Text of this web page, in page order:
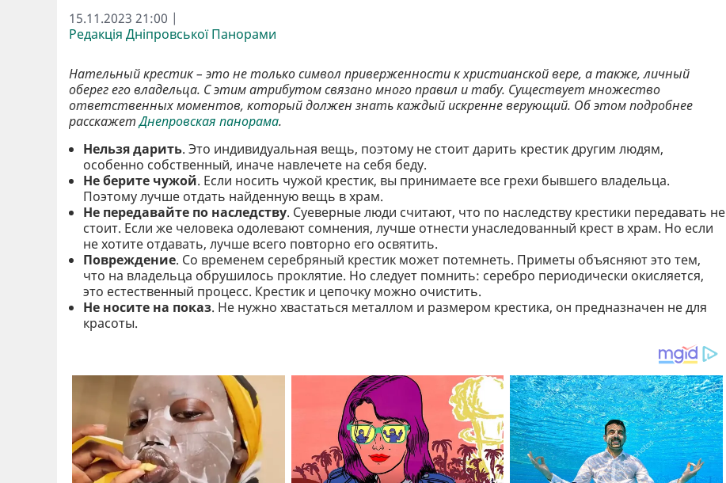
15.11.2023 21:00 |
Редакція Дніпровської Панорами
Нательный крестик – это не только символ приверженности к христианской вере, а также, личный
оберег его владельца. С этим атрибутом связано много правил и табу. Существует множество
ответственных моментов, который должен знать каждый искренне верующий. Об этом подробнее
расскажетДнепровская панорама.
Нельзя дарить. Это индивидуальная вещь, поэтому не стоит дарить крестик другим людям,
особенно собственный, иначе навлечете на себя беду.
Не берите чужой. Если носить чужой крестик, вы принимаете все грехи бывшего владельца.
Поэтому лучше отдать найденную вещь в храм.
Не передавайте по наследству. Суеверные люди считают, что по наследству крестики передавать не
стоит. Если же человека одолевают сомнения, лучше отнести унаследованный крест в храм. Но если
не хотите отдавать, лучше всего повторно его освятить.
Повреждение. Со временем серебряный крестик может потемнеть. Приметы объясняют это тем,
что на владельца обрушилось проклятие. Но следует помнить: серебро периодически окисляется,
это естественный процесс. Крестик и цепочку можно очистить.
Не носите на показ. Не нужно хвастаться металлом и размером крестика, он предназначен не для
красоты.